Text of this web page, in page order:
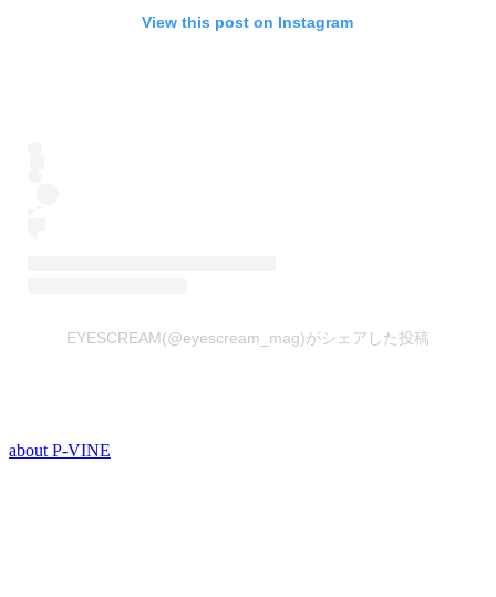
View this post on Instagram
EYESCREAM(@eyescream_mag)がシェアした投稿
about P-VINE